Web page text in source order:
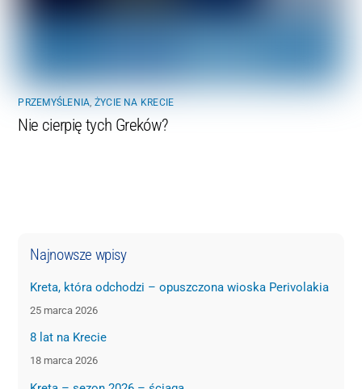
PRZEMYŚLENIA ŻYCIE NA KRECIE
Nie cierpię tych Greków?
Najnowsze wpisy
Kreta, która odchodzi – opuszczona wioska Perivolakia
25 marca 2026
8 lat na Krecie
18 marca 2026